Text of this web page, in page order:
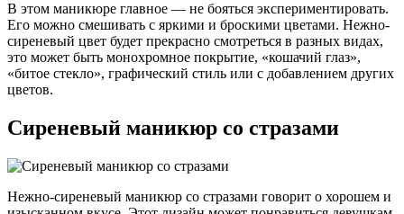
В этом маникюре главное — не бояться экспериментировать.
Его можно смешивать с яркими и броскими цветами. Нежно-
сиреневый цвет будет прекрасно смотреться в разных видах,
это может быть монохромное покрытие, «кошачий глаз»,
«битое стекло», графический стиль или с добавлением других
цветов.
Сиреневый маникюр со стразами
Нежно-сиреневый маникюр со стразами говорит о хорошем и